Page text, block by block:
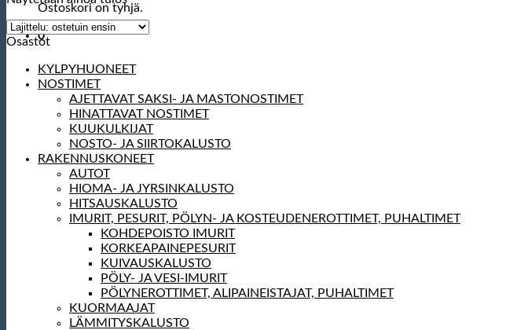
Ostoskori on tyhjä.
0
Osastot
KYLPYHUONEET
NOSTIMET
AJETTAVAT SAKSI- JA MASTONOSTIMET
HINATTAVAT NOSTIMET
KUUKULKIJAT
NOSTO- JA SIIRTOKALUSTO
RAKENNUSKONEET
AUTOT
HIOMA- JA JYRSINKALUSTO
HITSAUSKALUSTO
IMURIT, PESURIT, PÖLYN- JA KOSTEUDENEROTTIMET, PUHALTIMET
KOHDEPOISTO IMURIT
KORKEAPAINEPESURIT
KUIVAUSKALUSTO
PÖLY- JA VESI-IMURIT
PÖLYNEROTTIMET, ALIPAINEISTAJAT, PUHALTIMET
KUORMAAJAT
LÄMMITYSKALUSTO